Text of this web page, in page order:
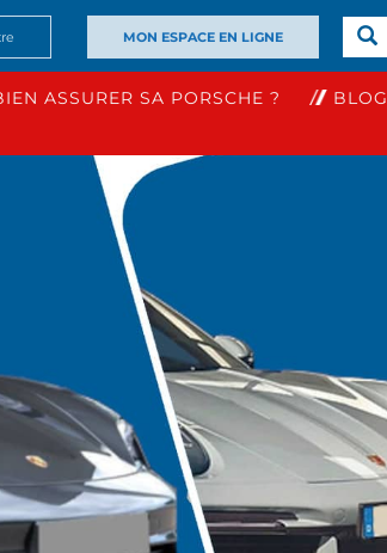
MON ESPACE EN LIGNE
ASSURER SA PORSCHE ?
BLOG